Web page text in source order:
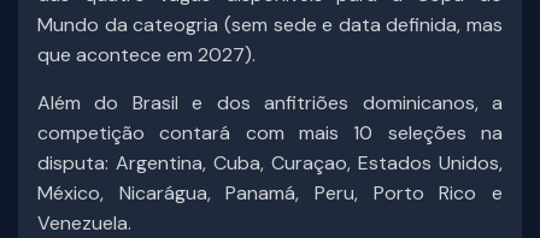
Mundo da cateogria (sem sede e data definida, mas
que acontece em 2027).
Além do Brasil e dos anfitriões dominicanos, a
competição contará com mais 10 seleções na
disputa: Argentina, Cuba, Curaçao, Estados Unidos,
México, Nicarágua, Panamá, Peru, Porto Rico e
Venezuela.